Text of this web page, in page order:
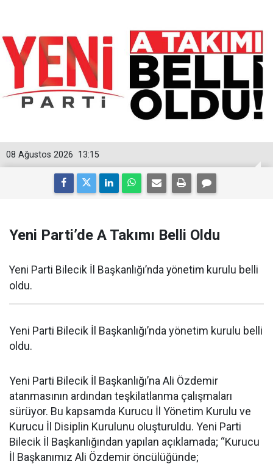
13:15
08 Ağustos 2026
Yeni Parti’de A Takımı Belli Oldu
Yeni Parti Bilecik İl Başkanlığı’nda yönetim kurulu belli
oldu.
Yeni Parti Bilecik İl Başkanlığı’nda yönetim kurulu belli
oldu.
Yeni Parti Bilecik İl Başkanlığı’na Ali Özdemir
atanmasının ardından teşkilatlanma çalışmaları
sürüyor. Bu kapsamda Kurucu İl Yönetim Kurulu ve
Kurucu İl Disiplin Kurulunu oluşturuldu. Yeni Parti
Bilecik İl Başkanlığından yapılan açıklamada; “Kurucu
İl Başkanımız Ali Özdemir öncülüğünde;